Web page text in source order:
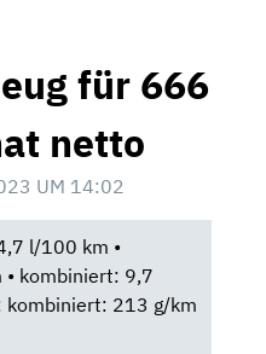
für 666
netto
UM 14:02
l/100 km •
kombiniert: 9,7
kombiniert: 213 g/km